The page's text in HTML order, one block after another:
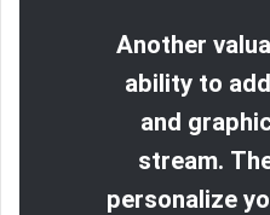
Another
ability to
and
stream.
personalize